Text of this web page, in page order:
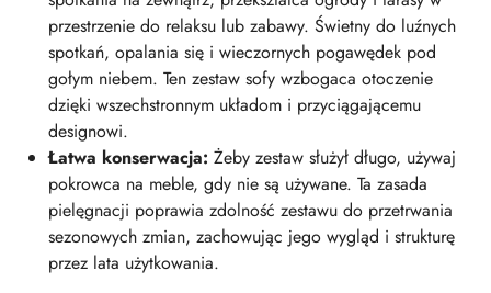
przestrzenie do relaksu lub zabawy. Świetny do luźnych
spotkań, opalania się i wieczornych pogawędek pod
gołym niebem. Ten zestaw sofy wzbogaca otoczenie
dzięki wszechstronnym układom i przyciągającemu
designowi.
Łatwa konserwacja: Żeby zestaw służył długo, używaj
pokrowca na meble, gdy nie są używane. Ta zasada
pielęgnacji poprawia zdolność zestawu do przetrwania
sezonowych zmian, zachowując jego wygląd i strukturę
przez lata użytkowania.